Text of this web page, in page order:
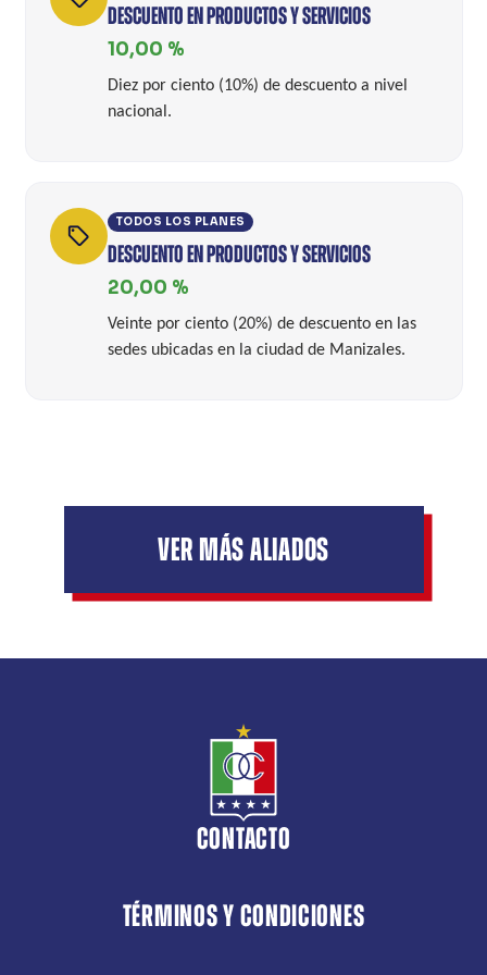
DESCUENTO EN PRODUCTOS Y SERVICIOS
10,00 %
Diez por ciento (10%) de descuento a nivel
nacional.
local_offer
TODOS LOS PLANES
DESCUENTO EN PRODUCTOS Y SERVICIOS
20,00 %
Veinte por ciento (20%) de descuento en las
sedes ubicadas en la ciudad de Manizales.
VER MÁS ALIADOS
CONTACTO
TÉRMINOS Y CONDICIONES